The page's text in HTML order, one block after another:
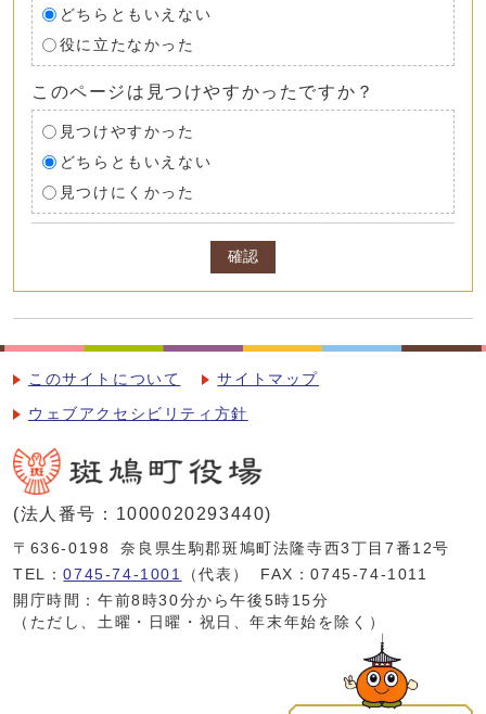
どちらともいえない
役に立たなかった
このページは見つけやすかったですか？
見つけやすかった
どちらともいえない
見つけにくかった
確認
このサイトについて サイトマップ
ウェブアクセシビリティ方針
(法人番号：1000020293440)
〒636-0198
奈良県生駒郡斑鳩町法隆寺西3丁目7番12号
TEL：0745-74-1001 （代表）
FAX：0745-74-1011
開庁時間：午前8時30分から午後5時15分
（ただし、土曜・日曜・祝日、年末年始を除く）